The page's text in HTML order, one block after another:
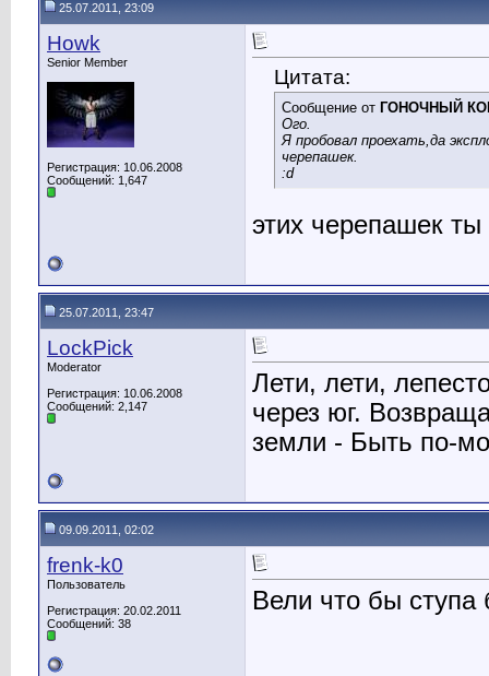
25.07.2011, 23:09
Howk
Senior Member
Регистрация: 10.06.2008
Сообщений: 1,647
Цитата:
Сообщение от ГОНОЧНЫЙ
Ого.
Я пробовал проехать,да
черепашек.
:d
этих черепашек
25.07.2011, 23:47
LockPick
Moderator
Регистрация: 10.06.2008
Сообщений: 2,147
Лети, лети,
через юг.
земли - Быть по-
09.09.2011, 02:02
frenk-k0
Пользователь
Регистрация: 20.02.2011
Сообщений: 38
Вели что бы ступа